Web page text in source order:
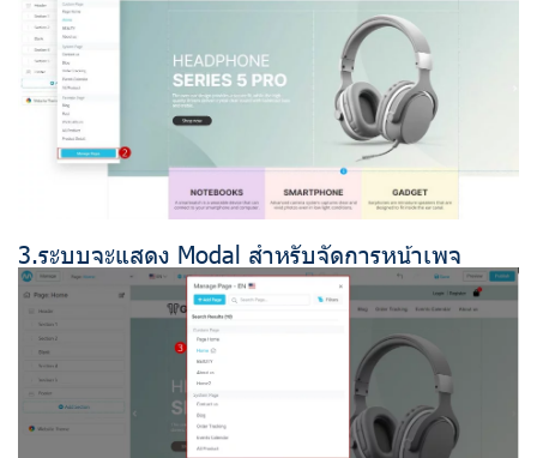
3.ระบบจะแสดง Modal สำหรับจัดการหน้าเพจ